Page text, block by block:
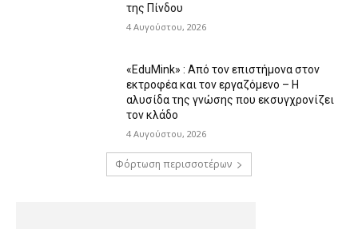
της Πίνδου
4 Αυγούστου, 2026
«EduMink» : Από τον επιστήμονα στον
εκτροφέα και τον εργαζόμενο – Η
αλυσίδα της γνώσης που εκσυγχρονίζει
τον κλάδο
4 Αυγούστου, 2026
Φόρτωση περισσοτέρων